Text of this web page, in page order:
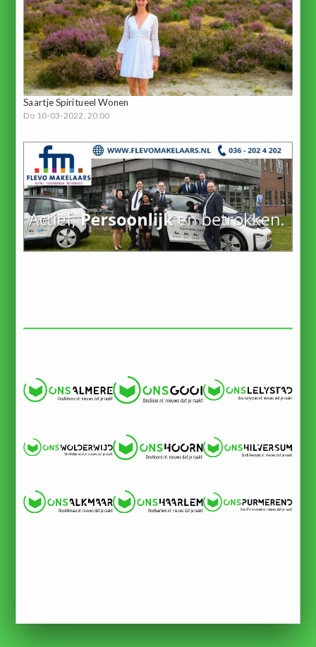
Saartje Spiritueel Wonen
Do 10-03-2022, 20:00